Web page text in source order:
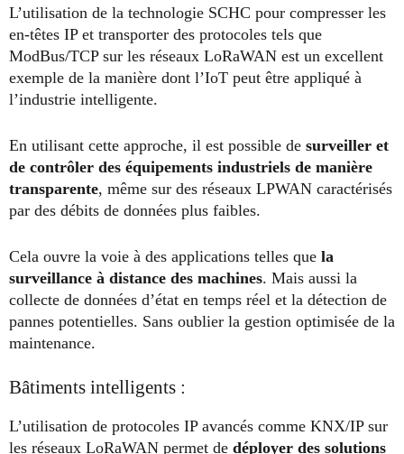
L’utilisation de la technologie SCHC pour compresser les
en-têtes IP et transporter des protocoles tels que
ModBus/TCP sur les réseaux LoRaWAN est un excellent
exemple de la manière dont l’IoT peut être appliqué à
l’industrie intelligente.
En utilisant cette approche, il est possible de surveiller et
de contrôler des équipements industriels de manière
transparente, même sur des réseaux LPWAN caractérisés
par des débits de données plus faibles.
Cela ouvre la voie à des applications telles que la
surveillance à distance des machines. Mais aussi la
collecte de données d’état en temps réel et la détection de
pannes potentielles. Sans oublier la gestion optimisée de la
maintenance.
Bâtiments intelligents :
L’utilisation de protocoles IP avancés comme KNX/IP sur
les réseaux LoRaWAN permet de déployer des solutions